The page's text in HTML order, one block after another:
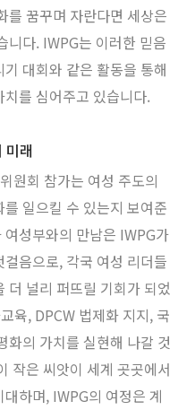
를 꿈꾸며 자란다면 세상은
니다. IWPG는 이러한 믿음
대회와 같은 활동을 통해
를 심어주고 있습니다.
미래
원회 참가는 여성 주도의
일으킬 수 있는지 보여준
성부와의 만남은 IWPG가
음으로, 각국 여성 리더들
더 널리 퍼뜨릴 기회가 되었
육, DPCW 법제화 지지, 국
화의 가치를 실현해 나갈 것
작은 씨앗이 세계 곳곳에서
하며, IWPG의 여정은 계